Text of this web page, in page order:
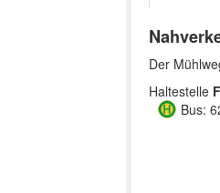
Der
Haltestelle
Bus: